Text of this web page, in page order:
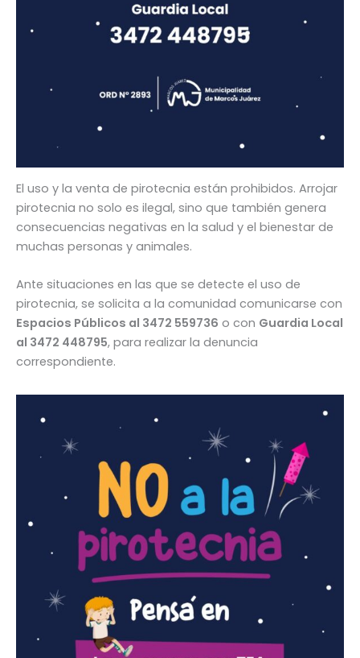
El uso y la venta de pirotecnia están prohibidos. Arrojar
pirotecnia no solo es ilegal, sino que también genera
consecuencias negativas en la salud y el bienestar de
muchas personas y animales.
Ante situaciones en las que se detecte el uso de
pirotecnia, se solicita a la comunidad comunicarse con
Espacios Públicos al 3472 559736 o con Guardia Local
al 3472 448795, para realizar la denuncia
correspondiente.